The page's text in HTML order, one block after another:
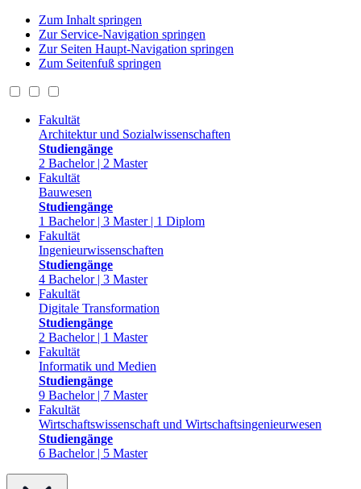
Zum Inhalt springen
Zur Service-Navigation springen
Zur Seiten Haupt-Navigation springen
Zum Seitenfuß springen
Fakultät
Architektur und Sozialwissenschaften
Studiengänge
2 Bachelor | 2 Master
Fakultät
Bauwesen
Studiengänge
1 Bachelor | 3 Master | 1 Diplom
Fakultät
Ingenieurwissenschaften
Studiengänge
4 Bachelor | 3 Master
Fakultät
Digitale Transformation
Studiengänge
2 Bachelor | 1 Master
Fakultät
Informatik und Medien
Studiengänge
9 Bachelor | 7 Master
Fakultät
Wirtschaftswissenschaft und Wirtschaftsingenieurwesen
Studiengänge
6 Bachelor | 5 Master